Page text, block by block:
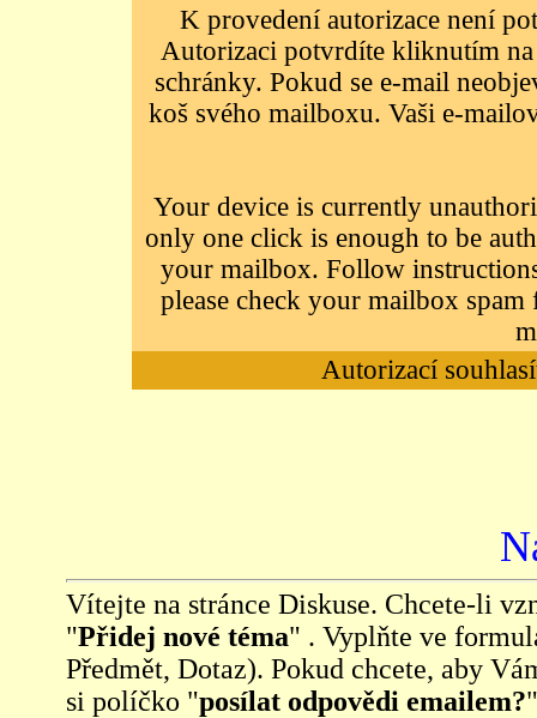
K provedení autorizace není
Autorizaci potvrdíte kliknutím na
schránky. Pokud se e-mail
koš svého mailboxu. Vaši e-
Your device is currently
only one click is enough to be
your mailbox. Follow
please check your mailbox
Autorizací
Vítejte na stránce Diskuse. Chcete-li
"Přidej nové téma" . Vyplňte ve
Předmět, Dotaz). Pokud chcete, aby
si políčko "posílat odpovědi emailem?